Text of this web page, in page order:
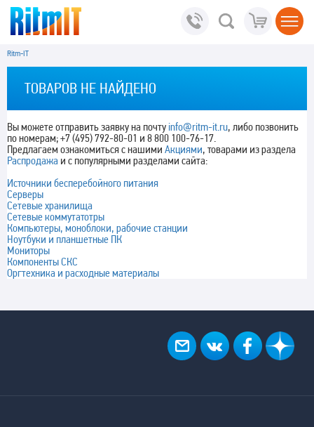
Ritm-IT
ТОВАРОВ НЕ НАЙДЕНО
Вы можете отправить заявку на почту info@ritm-it.ru, либо позвонить
по номерам; +7 (495) 792-80-01 и 8 800 100-76-17.
Предлагаем ознакомиться с нашими Акциями, товарами из раздела
Распродажа и с популярными разделами сайта:
Источники бесперебойного питания
Серверы
Сетевые хранилища
Сетевые коммутатотры
Компьютеры, моноблоки, рабочие станции
Ноутбуки и планшетные ПК
Мониторы
Компоненты СКС
Оргтехника и расходные материалы